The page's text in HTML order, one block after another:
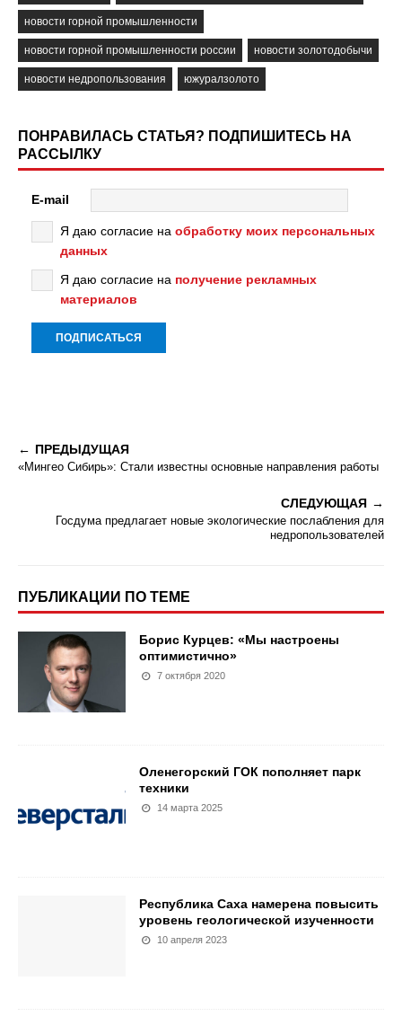
новости горной промышленности
новости горной промышленности россии новости золотодобычи
новости недропользования южуралзолото
ПОНРАВИЛАСЬ СТАТЬЯ? ПОДПИШИТЕСЬ НА
РАССЫЛКУ
E-mail
Я даю согласие на обработку моих персональных
данных
Я даю согласие на получение рекламных
материалов
ПРЕДЫДУЩАЯ
«Мингео Сибирь»: Стали известны основные направления работы
СЛЕДУЮЩАЯ
Госдума предлагает новые экологические послабления для
недропользователей
ПУБЛИКАЦИИ ПО ТЕМЕ
Борис Курцев: «Мы настроены
оптимистично»
7 октября 2020
Оленегорский ГОК пополняет парк
техники
14 марта 2025
Республика Саха намерена повысить
уровень геологической изученности
10 апреля 2023